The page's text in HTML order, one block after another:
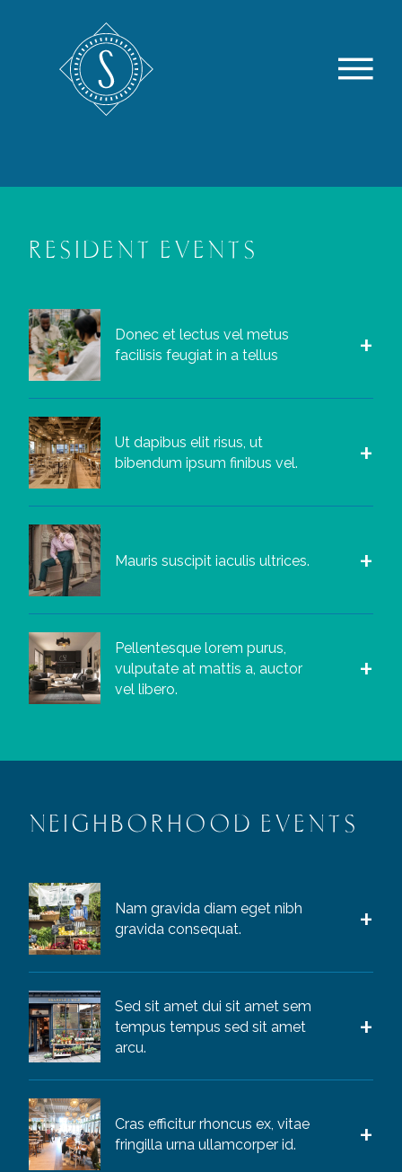
RESIDENT EVENTS
Donec et lectus vel metus
facilisis feugiat in a tellus
Ut dapibus elit risus, ut
bibendum ipsum finibus vel.
Mauris suscipit iaculis ultrices.
Pellentesque lorem purus,
vulputate at mattis a, auctor
vel libero.
NEIGHBORHOOD EVENTS
Nam gravida diam eget nibh
gravida consequat.
Sed sit amet dui sit amet sem
tempus tempus sed sit amet
arcu.
Cras efficitur rhoncus ex, vitae
fringilla urna ullamcorper id.